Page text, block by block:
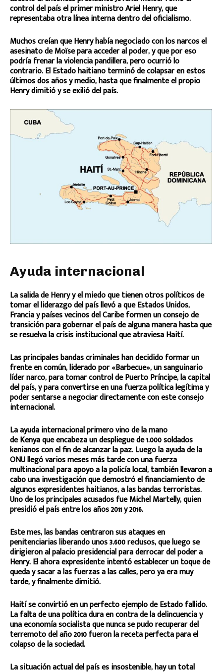
control del país el primer ministro Ariel Henry, que
representaba otra línea interna dentro del oficialismo.
Muchos creían que Henry había negociado con los narcos el
asesinato de Moïse para acceder al poder, y que por eso
podría frenar la violencia pandillera, pero ocurrió lo
contrario. El Estado haitiano terminó de colapsar en estos
últimos dos años y medio, hasta que finalmente el propio
Henry dimitió y se exilió del país.
Ayuda internacional
La salida de Henry y el miedo que tienen otros políticos de
tomar el liderazgo del país llevó a que Estados Unidos,
Francia y países vecinos del Caribe formen un consejo de
transición para gobernar el país de alguna manera hasta que
se resuelva la crisis institucional que atraviesa Haití.
Las principales bandas criminales han decidido formar un
frente en común, liderado por «Barbecue», un sanguinario
líder narco, para tomar control de Puerto Príncipe, la capital
del país, y para convertirse en una fuerza política legítima y
poder sentarse a negociar directamente con este consejo
internacional.
La ayuda internacional primero vino de la mano
de Kenya que encabeza un despliegue de 1.000 soldados
kenianos con el fin de alcanzar la paz. Luego la ayuda de la
ONU llegó varios meses más tarde con una fuerza
multinacional para apoyo a la policía local, también llevaron a
cabo una investigación que demostró el financiamiento de
algunos expresidentes haitianos, a las bandas terroristas.
Uno de los principales acusados fue Michel Martelly, quien
presidió el país entre los años 2011 y 2016.
Este mes, las bandas centraron sus ataques en
penitenciarias liberando unos 3.600 reclusos, que luego se
dirigieron al palacio presidencial para derrocar del poder a
Henry. El ahora expresidente intentó establecer un toque de
queda y sacar a las fuerzas a las calles, pero ya era muy
tarde, y finalmente dimitió.
Haití se convirtió en un perfecto ejemplo de Estado fallido.
La falta de una política dura en contra de la delincuencia y
una economía socialista que nunca se pudo recuperar del
terremoto del año 2010 fueron la receta perfecta para el
colapso de la sociedad.
La situación actual del país es insostenible, hay un total